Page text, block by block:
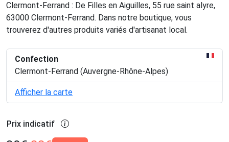
Clermont-Ferrand : De Filles en Aiguilles, 55 rue saint alyre,
63000 Clermont-Ferrand. Dans notre boutique, vous
trouverez d'autres produits variés d'artisanat local.
Confection
Clermont-Ferrand (Auvergne-Rhône-Alpes)
Afficher la carte
Prix indicatif